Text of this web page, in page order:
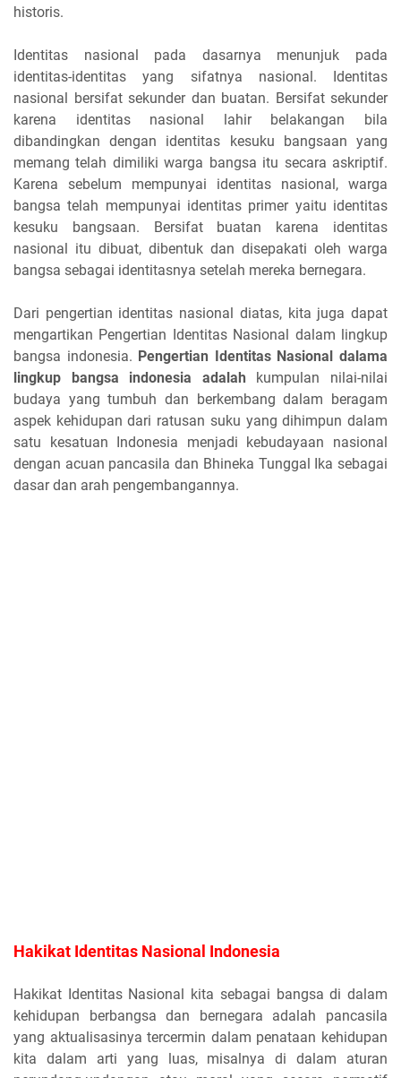
historis.
Identitas nasional pada dasarnya menunjuk pada
identitas-identitas yang sifatnya nasional. Identitas
nasional bersifat sekunder dan buatan. Bersifat sekunder
karena identitas nasional lahir belakangan bila
dibandingkan dengan identitas kesuku bangsaan yang
memang telah dimiliki warga bangsa itu secara askriptif.
Karena sebelum mempunyai identitas nasional, warga
bangsa telah mempunyai identitas primer yaitu identitas
kesuku bangsaan. Bersifat buatan karena identitas
nasional itu dibuat, dibentuk dan disepakati oleh warga
bangsa sebagai identitasnya setelah mereka bernegara.
Dari pengertian identitas nasional diatas, kita juga dapat
mengartikan Pengertian Identitas Nasional dalam lingkup
bangsa indonesia. Pengertian Identitas Nasional dalama
lingkup bangsa indonesia adalah kumpulan nilai-nilai
budaya yang tumbuh dan berkembang dalam beragam
aspek kehidupan dari ratusan suku yang dihimpun dalam
satu kesatuan Indonesia menjadi kebudayaan nasional
dengan acuan pancasila dan Bhineka Tunggal Ika sebagai
dasar dan arah pengembangannya.
Hakikat Identitas Nasional Indonesia
Hakikat Identitas Nasional kita sebagai bangsa di dalam
kehidupan berbangsa dan bernegara adalah pancasila
yang aktualisasinya tercermin dalam penataan kehidupan
kita dalam arti yang luas, misalnya di dalam aturan